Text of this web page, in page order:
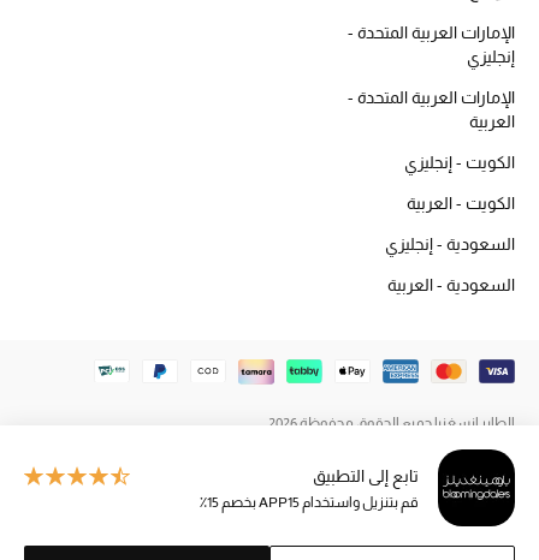
المكياج
العناية بالبشرة
مستحضرات العناية
مستحضرات الاستحمام والعناية بالجسم
هدايا
مجموعة الجمال
الجمال في بلوميز
تابع إلى التطبيق
قم بتنزيل واستخدام APP15 بخصم 15٪
الإمارات العربية المتحدة -
إنجليزي
الإمارات العربية المتحدة -
العربية
الكويت - إنجليزي
الكويت - العربية
السعودية - إنجليزي
السعودية - العربية
الطاير إنسغنيا جميع الحقوق محفوظة 2026